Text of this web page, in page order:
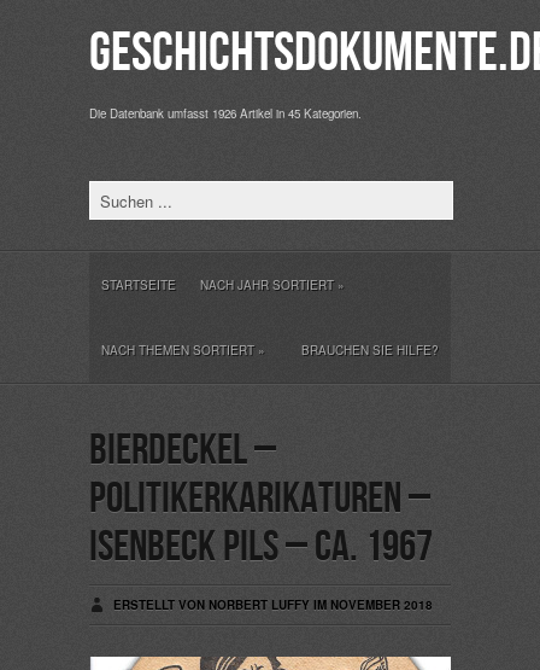
Die Datenbank umfasst 1926 Artikel in 45 Kategorien.
STARTSEITE NACH JAHR SORTIERT»
NACH THEMEN SORTIERT» BRAUCHEN SIE HILFE?
Bierdeckel –
Politikerkarikaturen –
Isenbeck Pils – ca. 1967
ERSTELLT VON NORBERT LUFFY IM NOVEMBER 2018